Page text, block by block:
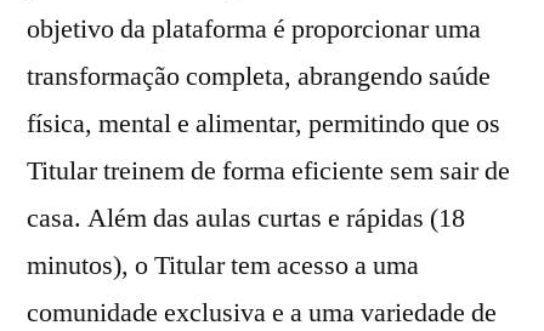
objetivo da plataforma é proporcionar uma
transformação completa, abrangendo saúde
física, mental e alimentar, permitindo que os
Titular treinem de forma eficiente sem sair de
casa. Além das aulas curtas e rápidas (18
minutos), o Titular tem acesso a uma
comunidade exclusiva e a uma variedade de